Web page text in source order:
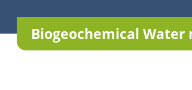
Biogeochemical Water